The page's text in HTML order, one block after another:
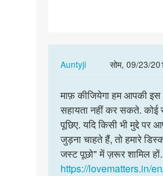
Auntyji
सोम, 09/23/
In
to
मुझे
सेक्सी
लड़की
की
जरूरत
माफ़
कीजियेगा
हम
आपकी
इस
विषय…
माफ़ कीजियेगा हम आपकी इस
सहायता नहीं कर सकते. कोई
पूछिए. यदि किसी भी मुद्दे पर
जुड़ना चाहते हैं, तो हमारे
जस्ट पूछो" में ज़रूर शामिल हों.
https://lovematters.in/